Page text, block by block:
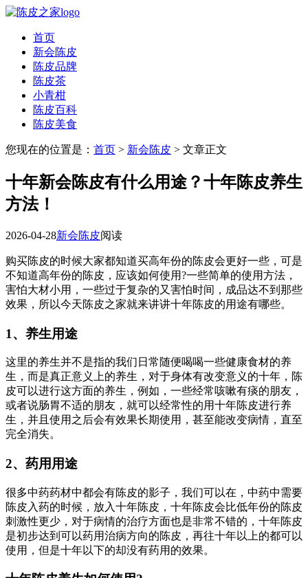
首页
新会陈皮
陈皮品牌
陈皮茶
小青柑
陈皮百科
陈皮美食
您现在的位置是： 首页 > 新会陈皮 > 文章正文
十年新会陈皮有什么用途？十年陈皮养生
方法！
2026-04-28新会陈皮阅读
购买陈皮的时候大家都知道买高年份的陈皮会更好一些，可是
不知道高年份的陈皮，应该如何使用?一些简单的使用方法，
害怕大材小用，一些过于复杂的又害怕时间，成品达不到那些
效果，所以今天陈皮之家就来讲讲十年陈皮的用途有哪些。
1、养生用途
这里的养生并不是指的我们日常随便喝喝一些健康食材的养
生，而是真正意义上的养生，对于身体有改变意义的十年，陈
皮可以进行这方面的养生，例如，一些经常咳嗽有痰的朋友，
或者说肠胃不适的朋友，就可以经常性的用十年陈皮进行养
生，并且使用之后会有效果长期使用，甚至能改变病情，直至
完全消失。
2、药用用途
很多中药药材中都会有陈皮的影子，我们可以在，中药中需要
陈皮入药的时候，放入十年陈皮，十年陈皮会比低年份的陈皮
刺激性更少，对于病情的治疗方面也是非常不错的，十年陈皮
是初步达到可以药用治病方向的陈皮，再往十年以上的都可以
使用，但是十年以下的却没有药用的效果。